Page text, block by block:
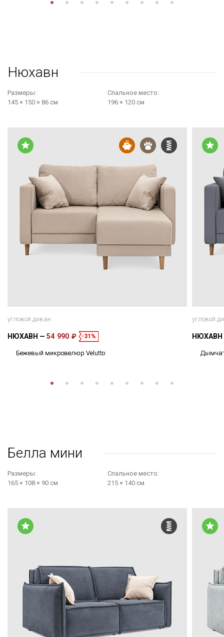
Нюхавн
Размеры:
145 × 150 × 86 см
Cпальное место:
196 × 120 см
угловой диван
НЮХАВН 54 990 ₽ -31%
Бежевый микровелюр Velutto
угловой
НЮХАВН
Белла мини
Размеры:
165 × 108 × 90 см
Cпальное место:
215 × 140 см